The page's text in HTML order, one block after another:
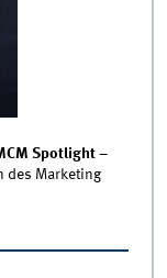
Spotlight –
des Marketing
MCM startet das